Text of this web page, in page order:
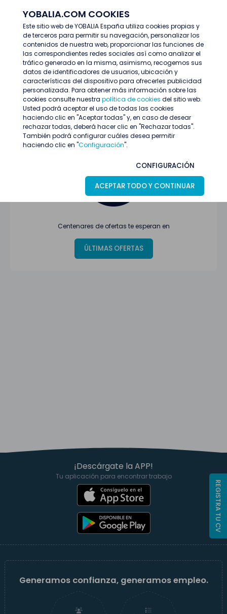
YOBALIA.COM COOKIES
Este sitio web de YOBALIA España utiliza cookies propias y
de terceros para permitir su navegación, personalizar los
contenidos de nuestra web, proporcionar las funciones de
las correspondientes redes sociales así como analizar el
tráfico generado en la misma, asimismo, recogemos sus
datos de identificadores de usuarios, ubicación y
características del dispositivo para ofrecerles publicidad
personalizada. Para obtener más información sobre las
cookies consulte nuestra política de cookies del sitio web.
Usted podrá aceptar el uso de todas las cookies
haciendo clic en "Aceptar todas" y, en caso de desear
rechazar todas, deberá hacer clic en "Rechazar todas".
También podrá configurar cuáles desea permitir
haciendo clic en "Configuración".
CONFIGURACIÓN
ACEPTAR TODO Y CONTINUAR
Últimas ofertas
Oferta no encontrada o ha finalizado su
proceso de selección
Centenares de ofertas te esperan en
ÚLTIMAS OFERTAS
¡Descárgate la APP!
Tu aplicación para encontrar trabajo
Generamos confianza, generamos empleo.
REGISTRA TU CV